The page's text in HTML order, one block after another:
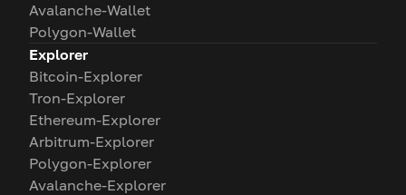
Avalanche-Wallet
Polygon-Wallet
Explorer
Bitcoin-Explorer
Tron-Explorer
Ethereum-Explorer
Arbitrum-Explorer
Polygon-Explorer
Avalanche-Explorer